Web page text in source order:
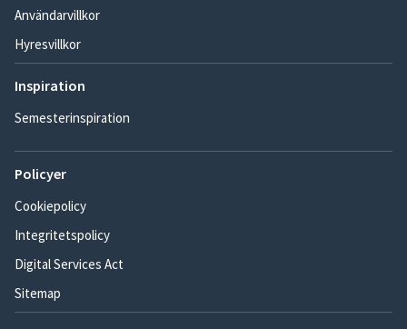
Användarvillkor
Hyresvillkor
Inspiration
Semesterinspiration
Policyer
Cookiepolicy
Integritetspolicy
Digital Services Act
Sitemap